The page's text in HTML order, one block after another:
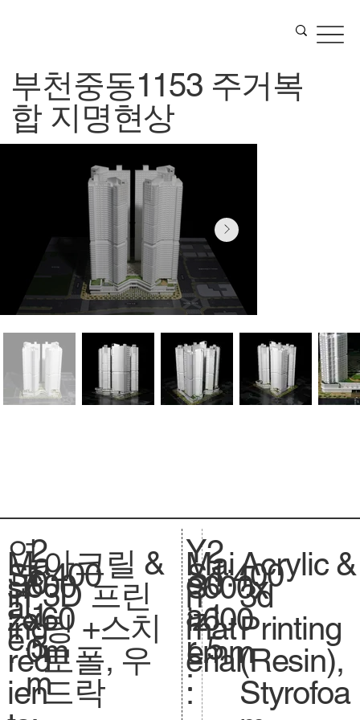
부천중동1153 주거복
합 지명현상
연
도
:
2
0
1
5
Ma
in
ing
red
ien
Sc
al
e.
아크릴 &
3D 프린
팅 +스치
로폴, 우
드락
1:400
si
ze
.
600
x60
0m
m
Y
e
a
r
:
Mai
n
mat
erial
:
S
.
S
iz
e.
2
0
1
5
1:400
600x
600
mm
Acrylic &
3d
Printing
(Resin),
Styrofoa